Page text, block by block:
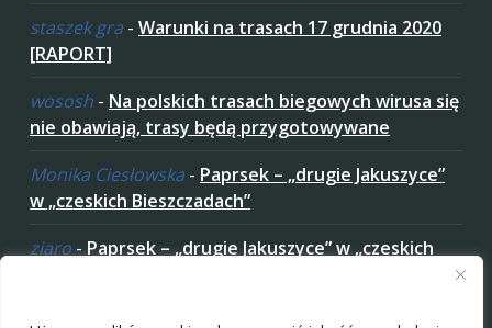
staszek gra - Warunki na trasach 17 grudnia 2020
[RAPORT]
wososh - Na polskich trasach biegowych wirusa się
nie obawiają, trasy będą przygotowywane
Monika Ciesłowska - Paprsek – „drugie Jakuszyce”
w „czeskich Bieszczadach”
ziaro - Paprsek – „drugie Jakuszyce” w „czeskich